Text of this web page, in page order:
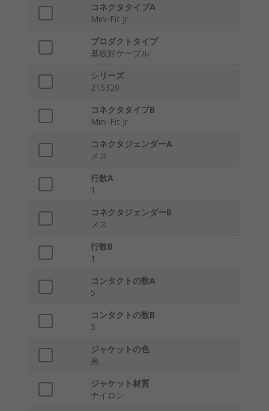
コネクタタイプA
Mini-Fit Jr
プロダクトタイプ
基板対ケーブル
シリーズ
215320
コネクタタイプB
Mini-Fit Jr
コネクタジェンダーA
メス
行数A
1
コネクタジェンダーB
メス
行数B
1
コンタクトの数A
5
コンタクトの数B
5
ジャケットの色
黒
ジャケット材質
ナイロン